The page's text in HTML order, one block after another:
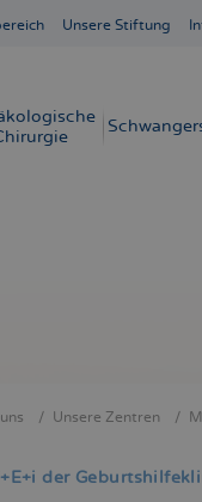
Unsere Stiftung
Unsere Zentren
der